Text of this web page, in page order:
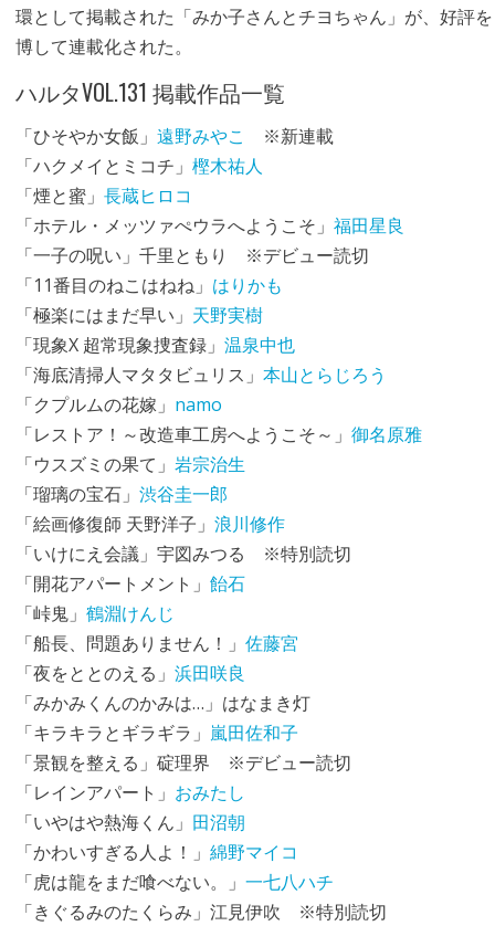
環として掲載された「みか子さんとチヨちゃん」が、好評を
博して連載化された。
ハルタVOL.131 掲載作品一覧
「ひそやか女飯」 遠野みやこ
※新連載
「ハクメイとミコチ」 樫木祐人
「煙と蜜」 長蔵ヒロコ
「ホテル・メッツァぺウラへようこそ」 福田星良
「一子の呪い」千里ともり ※デビュー読切
「11番目のねこはねね」 はりかも
「極楽にはまだ早い」 天野実樹
「現象X 超常現象捜査録」 温泉中也
「海底清掃人マタタビュリス」 本山とらじろう
「クプルムの花嫁」 namo
「レストア！～改造車工房へようこそ～」 御名原雅
「ウスズミの果て」 岩宗治生
「瑠璃の宝石」 渋谷圭一郎
「絵画修復師 天野洋子」 浪川修作
「いけにえ会議」宇図みつる ※特別読切
「開花アパートメント」 飴石
「峠鬼」 鶴淵けんじ
「船長、問題ありません！」 佐藤宮
「夜をととのえる」 浜田咲良
「みかみくんのかみは…」はなまき灯
「キラキラとギラギラ」 嵐田佐和子
「景観を整える」碇理界 ※デビュー読切
「レインアパート」 おみたし
「いやはや熱海くん」 田沼朝
「かわいすぎる人よ！」 綿野マイコ
「虎は龍をまだ喰べない。」 一七八ハチ
「きぐるみのたくらみ」江見伊吹 ※特別読切